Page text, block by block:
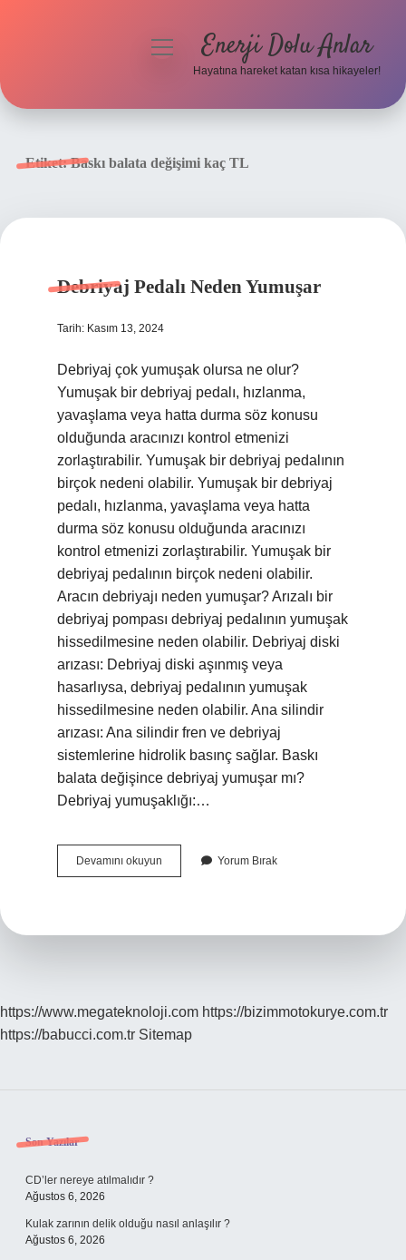
menüyüEnerji Dolu Anlar
Hayatına hareket katan kısa hikayeler!
Etiket:Baskı balata değişimi kaç TL
Debriyaj Pedalı Neden Yumuşar
Tarih: Kasım 13, 2024
Debriyaj çok yumuşak olursa ne olur?
Yumuşak bir debriyaj pedalı, hızlanma,
yavaşlama veya hatta durma söz konusu
olduğunda aracınızı kontrol etmenizi
zorlaştırabilir. Yumuşak bir debriyaj pedalının
birçok nedeni olabilir. Yumuşak bir debriyaj
pedalı, hızlanma, yavaşlama veya hatta
durma söz konusu olduğunda aracınızı
kontrol etmenizi zorlaştırabilir. Yumuşak bir
debriyaj pedalının birçok nedeni olabilir.
Aracın debriyajı neden yumuşar? Arızalı bir
debriyaj pompası debriyaj pedalının yumuşak
hissedilmesine neden olabilir. Debriyaj diski
arızası: Debriyaj diski aşınmış veya
hasarlıysa, debriyaj pedalının yumuşak
hissedilmesine neden olabilir. Ana silindir
arızası: Ana silindir fren ve debriyaj
sistemlerine hidrolik basınç sağlar. Baskı
balata değişince debriyaj yumuşar mı?
Debriyaj yumuşaklığı:…
Devamını okuyun Debriyaj
Pedalı
Yorum Bırak
https://www.megateknoloji.com https://bizimmotokurye.com.tr
https://babucci.com.tr Sitemap
Sidebar
Son Yazılar
CD’ler nereye atılmalıdır ?
Ağustos 6, 2026
Kulak zarının delik olduğu nasıl anlaşılır ?
Ağustos 6, 2026